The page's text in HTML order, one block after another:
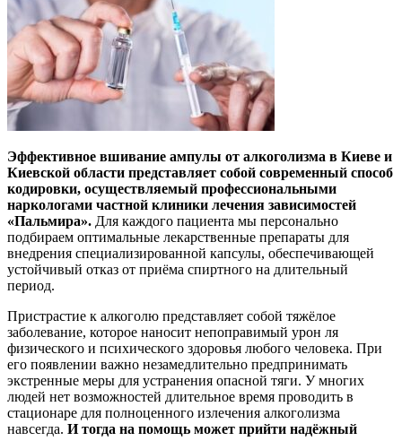
Эффективное вшивание ампулы от алкоголизма в Киеве и
Киевской области представляет собой современный способ
кодировки, осуществляемый профессиональными
наркологами частной клиники лечения зависимостей
«Пальмира». Для каждого пациента мы персонально
подбираем оптимальные лекарственные препараты для
внедрения специализированной капсулы, обеспечивающей
устойчивый отказ от приёма спиртного на длительный
период.
Пристрастие к алкоголю представляет собой тяжёлое
заболевание, которое наносит непоправимый урон ля
физического и психического здоровья любого человека. При
его появлении важно незамедлительно предпринимать
экстренные меры для устранения опасной тяги. У многих
людей нет возможностей длительное время проводить в
стационаре для полноценного излечения алкоголизма
навсегда. И тогда на помощь может прийти надёжный